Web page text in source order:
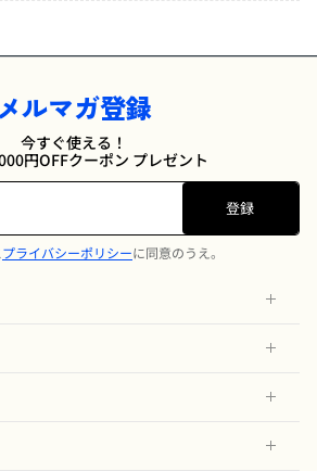
ルマガ登録
今すぐ使える！
円OFFクーポン プレゼント
登録
プライバシーポリシーに同意のうえ。